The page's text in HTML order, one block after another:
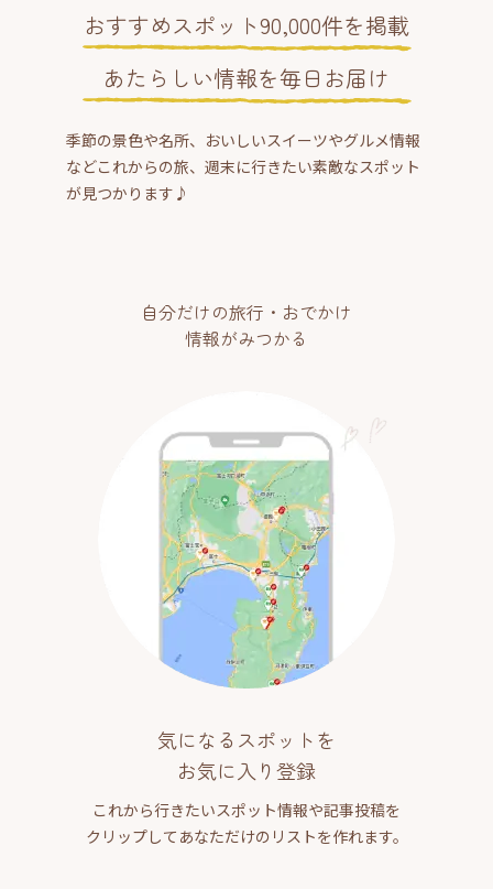
おすすめスポット90,000件を掲載
あたらしい情報を毎日お届け
季節の景色や名所、おいしいスイーツやグルメ情報
などこれからの旅、週末に行きたい素敵なスポット
が見つかります♪
自分だけの旅行・おでかけ
情報がみつかる
気になるスポットを
お気に入り登録
これから行きたいスポット情報や記事投稿を
クリップしてあなただけのリストを作れます。